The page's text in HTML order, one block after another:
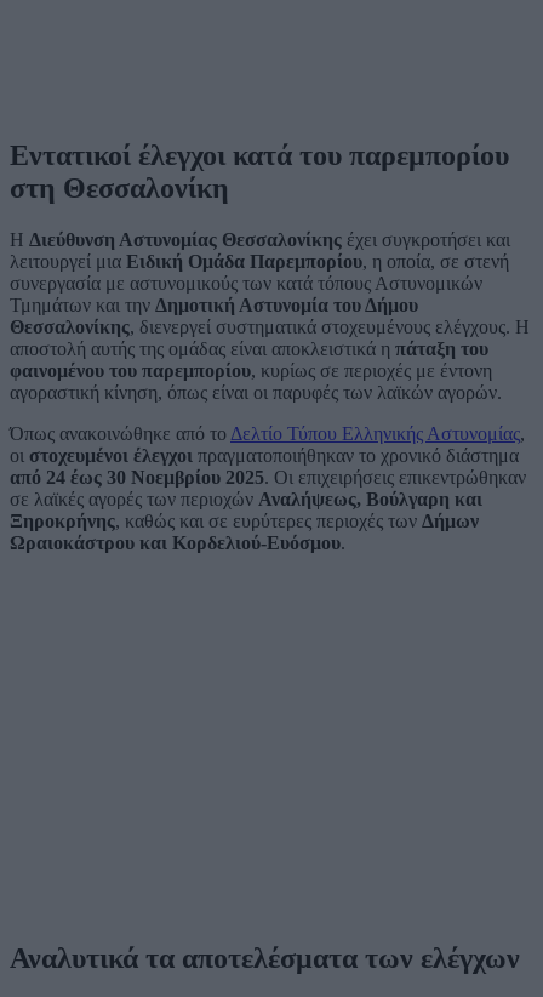
Εντατικοί έλεγχοι κατά του παρεμπορίου
στη Θεσσαλονίκη
Η Διεύθυνση Αστυνομίας Θεσσαλονίκης έχει συγκροτήσει και
λειτουργεί μια Ειδική Ομάδα Παρεμπορίου, η οποία, σε στενή
συνεργασία με αστυνομικούς των κατά τόπους Αστυνομικών
Τμημάτων και την Δημοτική Αστυνομία του Δήμου
Θεσσαλονίκης, διενεργεί συστηματικά στοχευμένους ελέγχους. Η
αποστολή αυτής της ομάδας είναι αποκλειστικά η πάταξη του
φαινομένου του παρεμπορίου, κυρίως σε περιοχές με έντονη
αγοραστική κίνηση, όπως είναι οι παρυφές των λαϊκών αγορών.
Όπως ανακοινώθηκε από το Δελτίο Τύπου Ελληνικής Αστυνομίας,
οι στοχευμένοι έλεγχοι πραγματοποιήθηκαν το χρονικό διάστημα
από 24 έως 30 Νοεμβρίου 2025. Οι επιχειρήσεις επικεντρώθηκαν
σε λαϊκές αγορές των περιοχών Αναλήψεως, Βούλγαρη και
Ξηροκρήνης, καθώς και σε ευρύτερες περιοχές των Δήμων
Ωραιοκάστρου και Κορδελιού-Ευόσμου.
Αναλυτικά τα αποτελέσματα των ελέγχων